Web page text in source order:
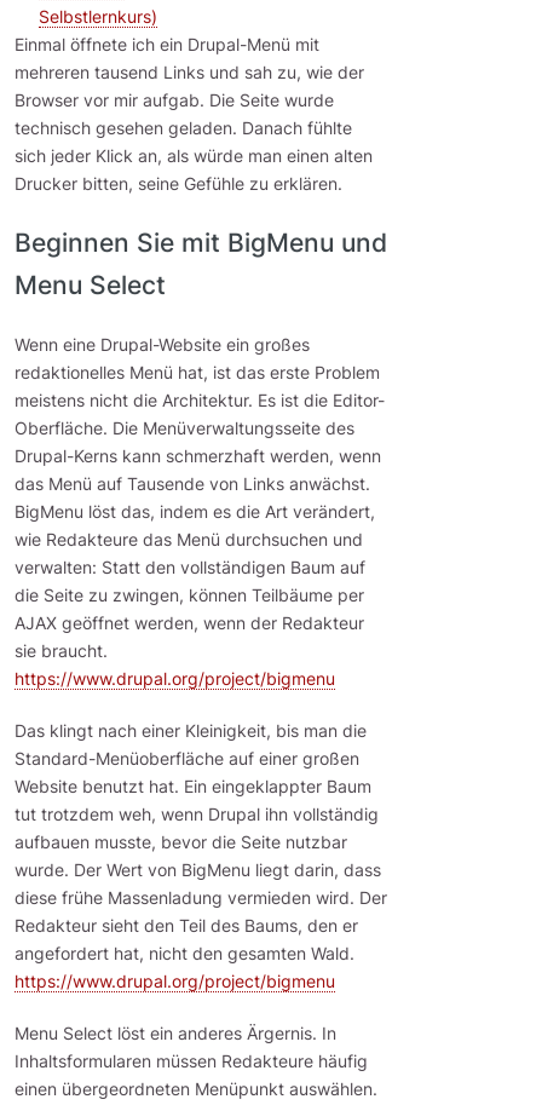
Selbstlernkurs)
Einmal öffnete ich ein Drupal-Menü mit
mehreren tausend Links und sah zu, wie der
Browser vor mir aufgab. Die Seite wurde
technisch gesehen geladen. Danach fühlte
sich jeder Klick an, als würde man einen alten
Drucker bitten, seine Gefühle zu erklären.
Beginnen Sie mit BigMenu und
Menu Select
Wenn eine Drupal-Website ein großes
redaktionelles Menü hat, ist das erste Problem
meistens nicht die Architektur. Es ist die Editor-
Oberfläche. Die Menüverwaltungsseite des
Drupal-Kerns kann schmerzhaft werden, wenn
das Menü auf Tausende von Links anwächst.
BigMenu löst das, indem es die Art verändert,
wie Redakteure das Menü durchsuchen und
verwalten: Statt den vollständigen Baum auf
die Seite zu zwingen, können Teilbäume per
AJAX geöffnet werden, wenn der Redakteur
sie braucht.
https://www.drupal.org/project/bigmenu
Das klingt nach einer Kleinigkeit, bis man die
Standard-Menüoberfläche auf einer großen
Website benutzt hat. Ein eingeklappter Baum
tut trotzdem weh, wenn Drupal ihn vollständig
aufbauen musste, bevor die Seite nutzbar
wurde. Der Wert von BigMenu liegt darin, dass
diese frühe Massenladung vermieden wird. Der
Redakteur sieht den Teil des Baums, den er
angefordert hat, nicht den gesamten Wald.
https://www.drupal.org/project/bigmenu
Menu Select löst ein anderes Ärgernis. In
Inhaltsformularen müssen Redakteure häufig
einen übergeordneten Menüpunkt auswählen.